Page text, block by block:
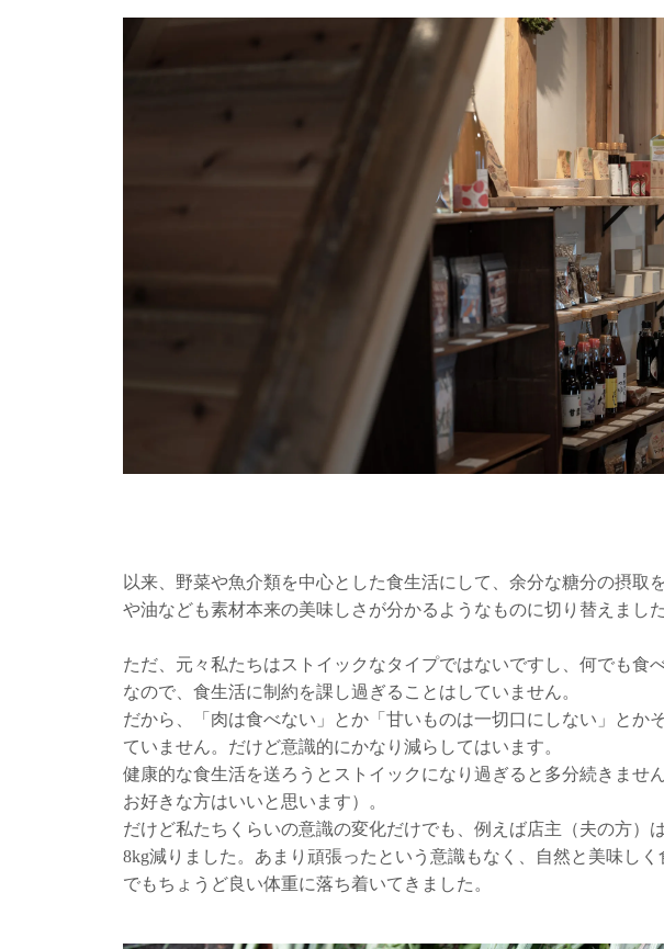
以来、野菜や魚介類を中心とした食生活にして、余分な糖分の摂取
や油なども素材本来の美味しさが分かるようなものに切り替えまし
ただ、元々私たちはストイックなタイプではないですし、何でも食
なので、食生活に制約を課し過ぎることはしていません。
だから、「肉は食べない」とか「甘いものは一切口にしない」とか
ていません。だけど意識的にかなり減らしてはいます。
健康的な食生活を送ろうとストイックになり過ぎると多分続きませ
お好きな方はいいと思います）。
だけど私たちくらいの意識の変化だけでも、例えば店主（夫の方）
8kg減りました。あまり頑張ったという意識もなく、自然と美味し
でもちょうど良い体重に落ち着いてきました。